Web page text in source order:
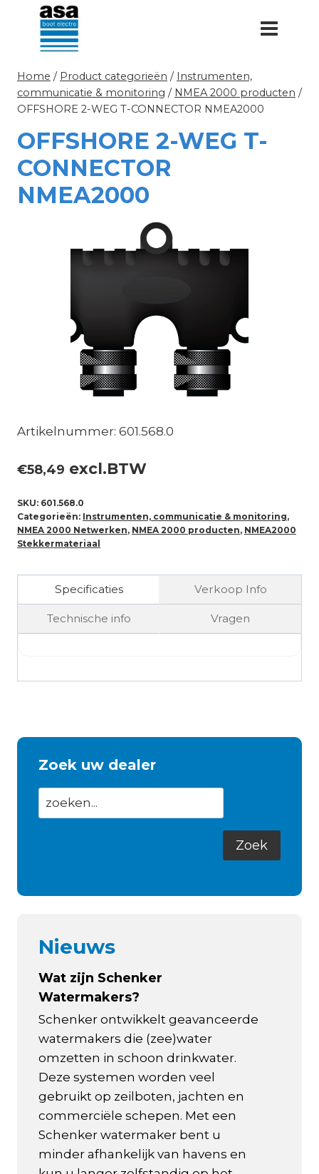
Doorgaan
inhoud
Home / Product categorieën / Instrumenten,
communicatie & monitoring / NMEA 2000 producten /
OFFSHORE 2-WEG T-CONNECTOR NMEA2000
OFFSHORE 2-WEG T-
CONNECTOR
NMEA2000
Artikelnummer: 601.568.0
€58,49 excl.BTW
SKU: 601.568.0
Categorieën: Instrumenten, communicatie & monitoring,
NMEA 2000 Netwerken, NMEA 2000 producten, NMEA2000
Stekkermateriaal
Specificaties Verkoop Info
Technische info Vragen
Zoek uw dealer
Nieuws
Wat zijn Schenker
Watermakers?
Schenker ontwikkelt geavanceerde
watermakers die (zee)water
omzetten in schoon drinkwater.
Deze systemen worden veel
gebruikt op zeilboten, jachten en
commerciële schepen. Met een
Schenker watermaker bent u
minder afhankelijk van havens en